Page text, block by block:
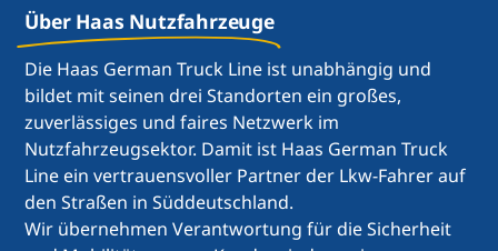
Über Haas Nutzfahrzeuge
Die Haas German Truck Line ist unabhängig und
bildet mit seinen drei Standorten ein großes,
zuverlässiges und faires Netzwerk im
Nutzfahrzeugsektor. Damit ist Haas German Truck
Line ein vertrauensvoller Partner der Lkw-Fahrer auf
den Straßen in Süddeutschland.
Wir übernehmen Verantwortung für die Sicherheit